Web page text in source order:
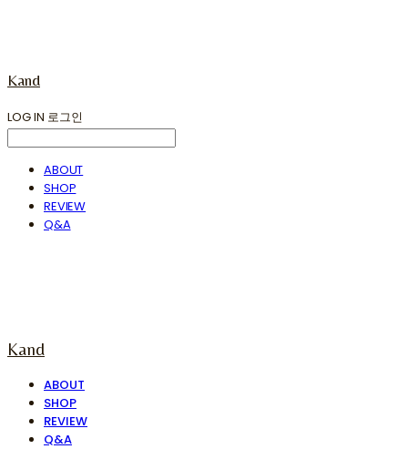
Kand
LOG IN 로그인
ABOUT
SHOP
REVIEW
Q&A
Kand
ABOUT
SHOP
REVIEW
Q&A